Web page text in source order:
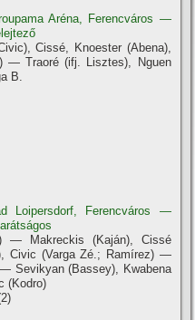
Aréna, Ferencváros —
Cissé, Knoester (Abena),
— Traoré (ifj. Lisztes), Nguen
B.
Loipersdorf, Ferencváros —
— Makreckis (Kaján), Cissé
Civic (Varga Zé.; Ramírez) —
Sevikyan (Bassey), Kwabena
(Kodro)